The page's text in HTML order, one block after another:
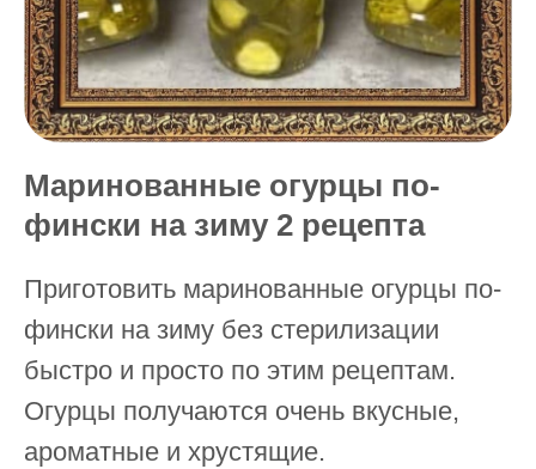
Маринованные огурцы по-
фински на зиму 2 рецепта
Приготовить маринованные огурцы по-
фински на зиму без стерилизации
быстро и просто по этим рецептам.
Огурцы получаются очень вкусные,
ароматные и хрустящие.